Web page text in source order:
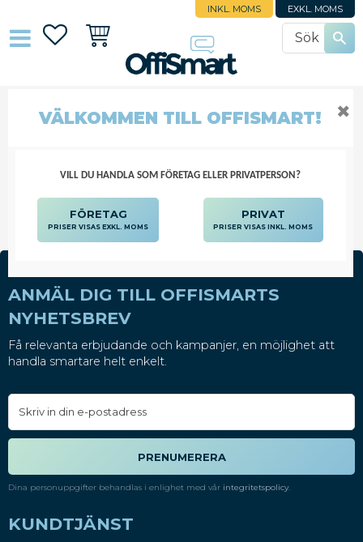
INKL. MOMS EXKL. MOMS
FavoriterKundvagn
USB-MINNEN
ANMÄL DIG TILL OFFISMARTS
NYHETSBREV
Få relevanta erbjudande och kampanjer, en möjlighet att
handla smartare helt enkelt.
PRENUMERERA
Dina personuppgifter behandlas i enlighet med vår integritetspolicy.
KUNDTJÄNST
VÄLKOMMEN TILL OFFISMART!
VILL DU HANDLA SOM FÖRETAG ELLER PRIVATPERSON?
FÖRETAG
PRISER VISAS EXKL. MOMS
PRIVAT
PRISER VISAS INKL. MOMS
✖